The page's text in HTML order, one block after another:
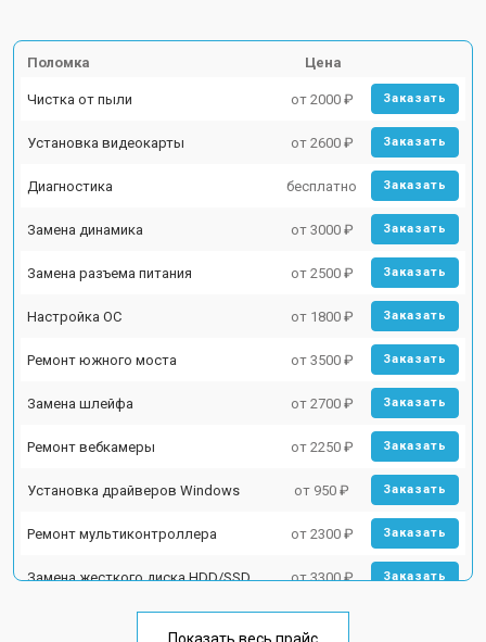
Поломка Цена
Чистка от пыли от 2000 ₽ Заказать
Установка видеокарты от 2600 ₽ Заказать
Диагностика бесплатно Заказать
Замена динамика от 3000 ₽ Заказать
Замена разъема питания от 2500 ₽ Заказать
Настройка ОС от 1800 ₽ Заказать
Ремонт южного моста от 3500 ₽ Заказать
Замена шлейфа от 2700 ₽ Заказать
Ремонт вебкамеры от 2250 ₽ Заказать
Установка драйверов Windows от 950 ₽ Заказать
Ремонт мультиконтроллера от 2300 ₽ Заказать
Замена жесткого диска HDD/SSD от 3300 ₽ Заказать